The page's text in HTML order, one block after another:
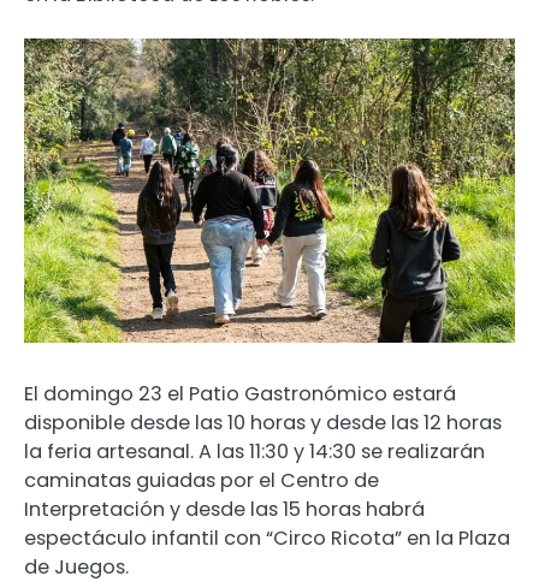
El domingo 23 el Patio Gastronómico estará
disponible desde las 10 horas y desde las 12 horas
la feria artesanal. A las 11:30 y 14:30 se realizarán
caminatas guiadas por el Centro de
Interpretación y desde las 15 horas habrá
espectáculo infantil con “Circo Ricota” en la Plaza
de Juegos.